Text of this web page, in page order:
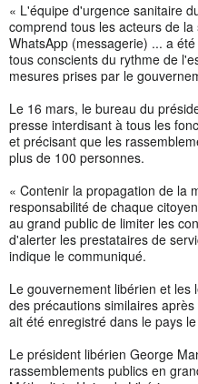
« L'équipe d'urgence sanitaire
comprend tous les acteurs de
WhatsApp (messagerie) ... a
tous conscients du rythme de
mesures prises par le
Le 16 mars, le bureau du
presse interdisant à tous les
et précisant que les
plus de 100 personnes.
« Contenir la propagation de la
responsabilité de chaque
au grand public de limiter les
d'alerter les prestataires de
indique le communiqué.
Le gouvernement libérien et
des précautions similaires
ait été enregistré dans le pays
Le président libérien George
rassemblements publics en